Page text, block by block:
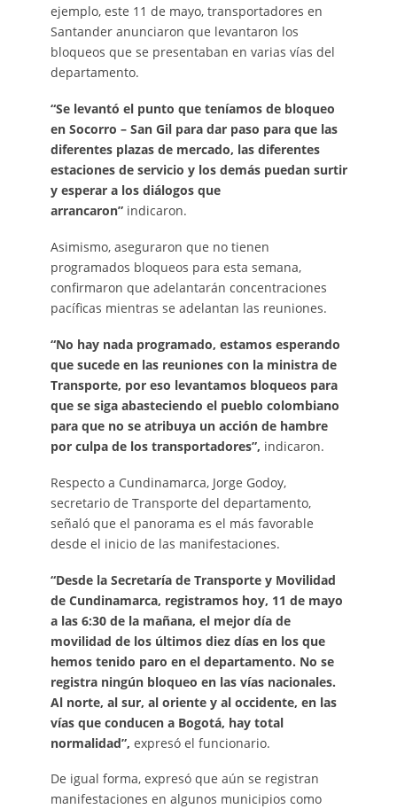
ejemplo, este 11 de mayo, transportadores en
Santander anunciaron que levantaron los
bloqueos que se presentaban en varias vías del
departamento.
“Se levantó el punto que teníamos de bloqueo
en Socorro – San Gil para dar paso para que las
diferentes plazas de mercado, las diferentes
estaciones de servicio y los demás puedan surtir
y esperar a los diálogos que
arrancaron” indicaron.
Asimismo, aseguraron que no tienen
programados bloqueos para esta semana,
confirmaron que adelantarán concentraciones
pacíficas mientras se adelantan las reuniones.
“No hay nada programado, estamos esperando
que sucede en las reuniones con la ministra de
Transporte, por eso levantamos bloqueos para
que se siga abasteciendo el pueblo colombiano
para que no se atribuya un acción de hambre
por culpa de los transportadores”, indicaron.
Respecto a Cundinamarca, Jorge Godoy,
secretario de Transporte del departamento,
señaló que el panorama es el más favorable
desde el inicio de las manifestaciones.
“Desde la Secretaría de Transporte y Movilidad
de Cundinamarca, registramos hoy, 11 de mayo
a las 6:30 de la mañana, el mejor día de
movilidad de los últimos diez días en los que
hemos tenido paro en el departamento. No se
registra ningún bloqueo en las vías nacionales.
Al norte, al sur, al oriente y al occidente, en las
vías que conducen a Bogotá, hay total
normalidad”, expresó el funcionario.
De igual forma, expresó que aún se registran
manifestaciones en algunos municipios como